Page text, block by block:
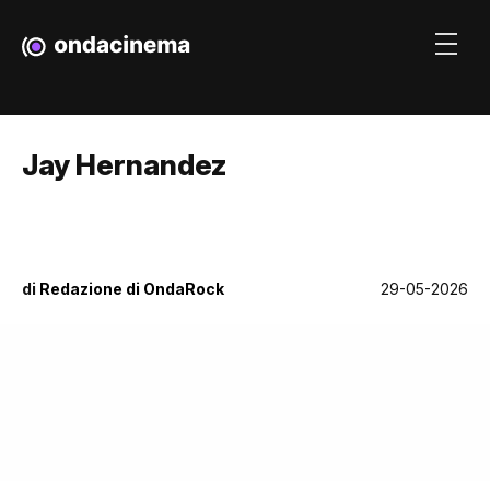
Jay Hernandez
di Redazione di OndaRock 29-05-2026